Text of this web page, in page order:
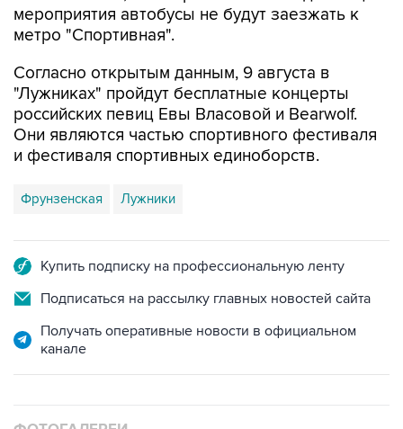
мероприятия автобусы не будут заезжать к
метро "Спортивная".
Согласно открытым данным, 9 августа в
"Лужниках" пройдут бесплатные концерты
российских певиц Евы Власовой и Bearwolf.
Они являются частью спортивного фестиваля
и фестиваля спортивных единоборств.
Фрунзенская Лужники
Купить подписку на профессиональную ленту
Подписаться на рассылку главных новостей сайта
Получать оперативные новости в официальном
канале